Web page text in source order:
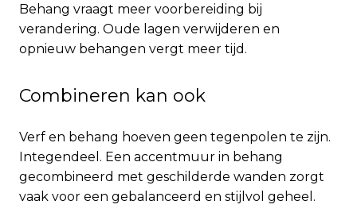
Behang vraagt meer voorbereiding bij
verandering. Oude lagen verwijderen en
opnieuw behangen vergt meer tijd.
Combineren kan ook
Verf en behang hoeven geen tegenpolen te zijn.
Integendeel. Een accentmuur in behang
gecombineerd met geschilderde wanden zorgt
vaak voor een gebalanceerd en stijlvol geheel.